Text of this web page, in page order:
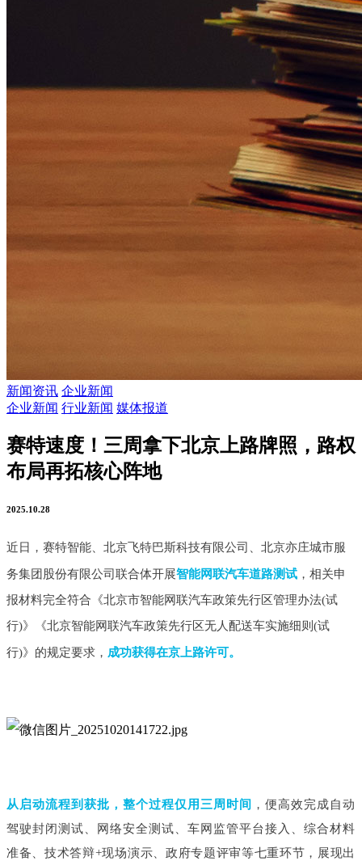
新闻资讯 企业新闻
企业新闻 行业新闻 媒体报道
赛特速度！三周拿下北京上路牌照，路权
布局再拓核心阵地
2025.10.28
近日，赛特智能、北京飞特巴斯科技有限公司、北京亦庄城市服
务集团股份有限公司联合体开展智能网联汽车道路测试 ，相关申
报材料完全符合《北京市智能网联汽车政策先行区管理办法(试
行)》《北京智能网联汽车政策先行区无人配送车实施细则(试
行)》的规定要求， 成功获得在京上路许可。
从启动流程到获批，整个过程仅用三周时间 ，便高效完成自动
驾驶封闭测试、网络安全测试、车网监管平台接入、综合材料
准备、技术答辩+现场演示、政府专题评审等七重环节，展现出